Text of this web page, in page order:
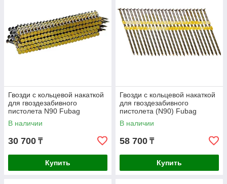
Гвозди с кольцевой накаткой
для гвоздезабивного
пистолета N90 Fubag
2.87х50мм 3000шт. 140171
В наличии
30 700 ₸
Купить
Гвозди с кольцевой накаткой
для гвоздезабивного
пистолета (N90) Fubag
3.05х90мм 3000шт. 140107
В наличии
58 700 ₸
Купить